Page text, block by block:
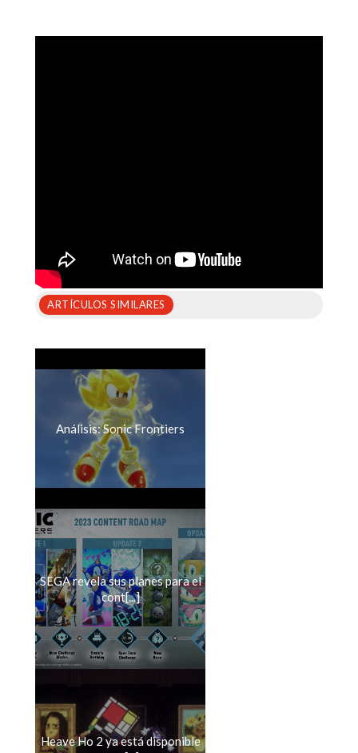
ARTÍCULOS SIMILARES
Análisis: Sonic Frontiers
SEGA revela sus planes para el
cont[...]
Heave Ho 2 ya está disponible